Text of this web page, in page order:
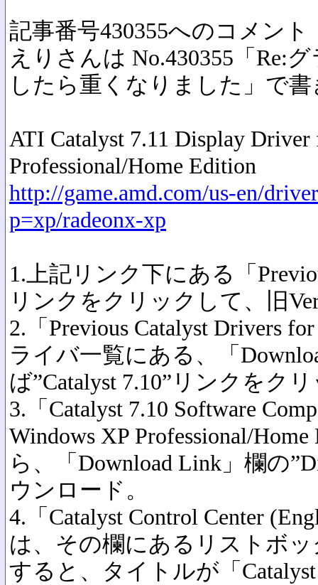
記事番号430355へのコメント
えりさんは No.430355「Re:
したら重くなりました」で
ATI Catalyst 7.11 Display
Professional/Home Edition
http://game.amd.com/us-en/
p=xp/radeonx-xp
1.上記リンク下にある「
リンクをクリックして、旧
2.「Previous Catalyst Drivers
ライバ一覧にある、「
ば”Catalyst 7.10”リンクをク
3.「Catalyst 7.10 Software
Windows XP Professional/
ら、「Download Link」欄の
ウンロード。
4.「Catalyst Control Center
は、その欄にあるリストボッ
すると、タイトルが「Catalyst